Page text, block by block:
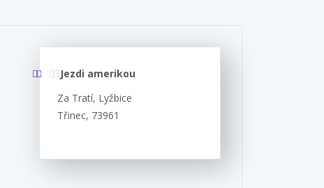
Jezdi amerikou
Za Tratí, Lyžbice
Třinec, 73961